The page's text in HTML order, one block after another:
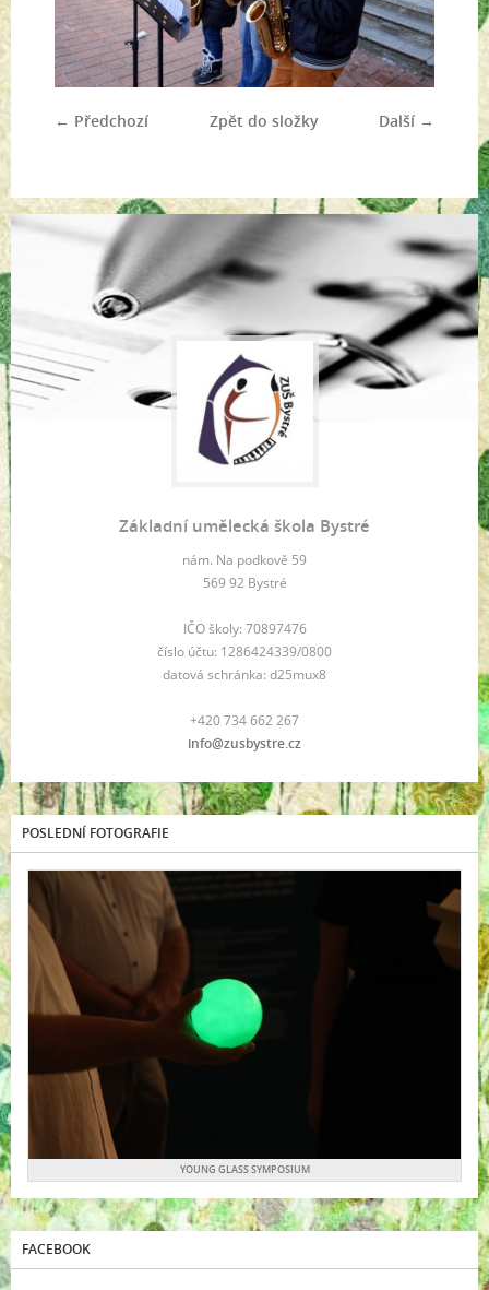
← Předchozí Další →
Zpět do složky
Základní umělecká škola Bystré
nám. Na podkově 59
569 92 Bystré
IČO školy: 70897476
číslo účtu: 1286424339/0800
datová schránka: d25mux8
+420 734 662 267
info@zusbystre.cz
POSLEDNÍ FOTOGRAFIE
YOUNG GLASS SYMPOSIUM
FACEBOOK